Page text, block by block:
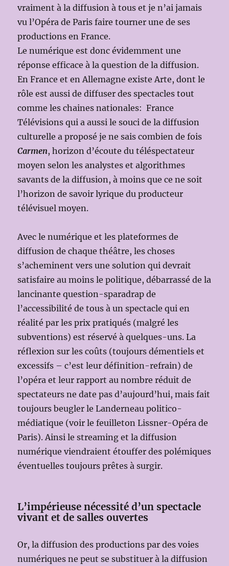
vraiment à la diffusion à tous et je n’ai jamais
vu l’Opéra de Paris faire tourner une de ses
productions en France.
Le numérique est donc évidemment une
réponse efficace à la question de la diffusion.
En France et en Allemagne existe Arte, dont le
rôle est aussi de diffuser des spectacles tout
comme les chaines nationales: France
Télévisions qui a aussi le souci de la diffusion
culturelle a proposé je ne sais combien de fois
Carmen, horizon d’écoute du téléspectateur
moyen selon les analystes et algorithmes
savants de la diffusion, à moins que ce ne soit
l’horizon de savoir lyrique du producteur
télévisuel moyen.
Avec le numérique et les plateformes de
diffusion de chaque théâtre, les choses
s’acheminent vers une solution qui devrait
satisfaire au moins le politique, débarrassé de la
lancinante question-sparadrap de
l’accessibilité de tous à un spectacle qui en
réalité par les prix pratiqués (malgré les
subventions) est réservé à quelques-uns. La
réflexion sur les coûts (toujours démentiels et
excessifs – c’est leur définition-refrain) de
l’opéra et leur rapport au nombre réduit de
spectateurs ne date pas d’aujourd’hui, mais fait
toujours beugler le Landerneau politico-
médiatique (voir le feuilleton Lissner-Opéra de
Paris). Ainsi le streaming et la diffusion
numérique viendraient étouffer des polémiques
éventuelles toujours prêtes à surgir.
L’impérieuse nécessité d’un spectacle
vivant et de salles ouvertes
Or, la diffusion des productions par des voies
numériques ne peut se substituer à la diffusion